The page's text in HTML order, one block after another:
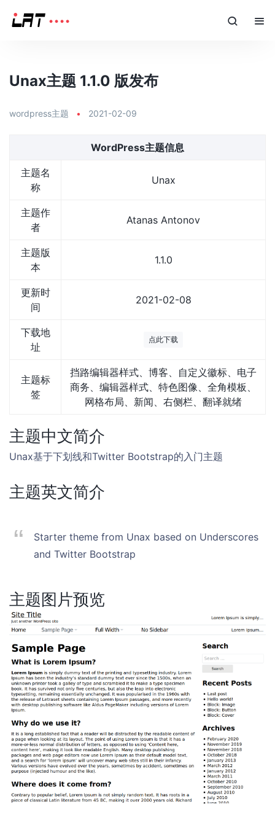
Unax主题 1.1.0 版发布
wordpress主题 • 2021-02-09
WordPress主题信息
主题名
称
Unax
主题作
者
Atanas Antonov
主题版
本
1.1.0
更新时
间
2021-02-08
下载地
址
点此下载
主题标
签
挡路编辑器样式、博客、自定义徽标、电子
商务、编辑器样式、特色图像、全角模板、
网格布局、新闻、右侧栏、翻译就绪
主题中文简介
Unax基于下划线和Twitter Bootstrap的入门主题
主题英文简介
Starter theme from Unax based on Underscores
and Twitter Bootstrap
主题图片预览